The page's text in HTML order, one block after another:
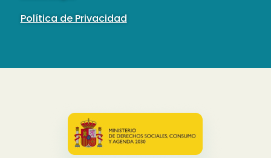
Política de Privacidad